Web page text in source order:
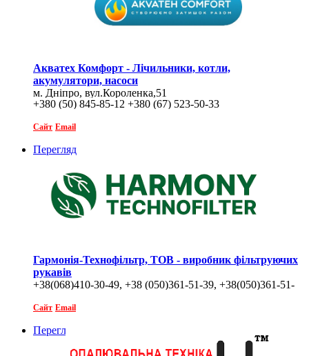
Акватех Комфорт - Лічильники, котли,
акумулятори, насоси
м. Дніпро, вул.Короленка,51
+380 (50) 845-85-12 +380 (67) 523-50-33
Сайт Email
Перегляд
Гармонія-Технофільтр, ТОВ - виробник фільтруючих
рукавів
+38(068)410-30-49, +38 (050)361-51-39, +38(050)361-51-
Сайт Email
Перегляд